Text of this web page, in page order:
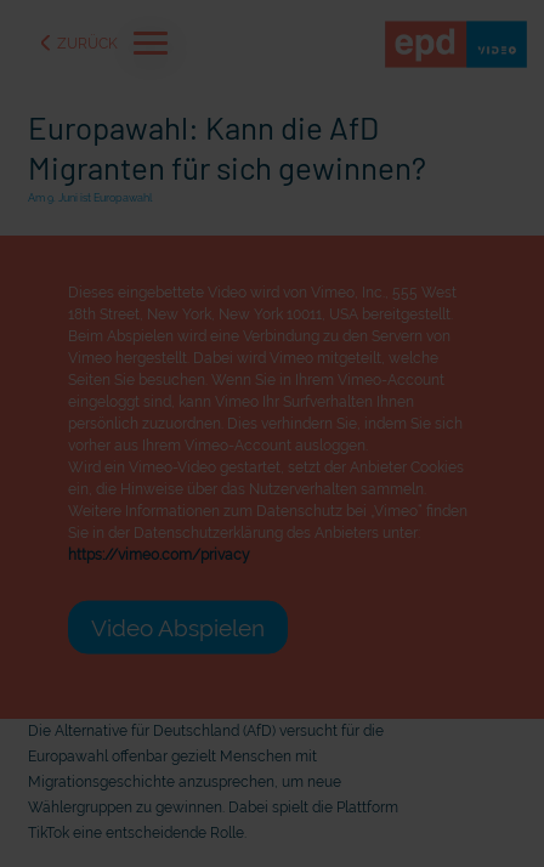
ZURÜCK
oder "Deppen der "Wir bauen Cherson wieder auf" - Optimismus in der
Europawahl: Kann die AfD
Migranten für sich gewinnen?
Am 9. Juni ist Europawahl
Dieses eingebettete Video wird von Vimeo, Inc., 555 West
18th Street, New York, New York 10011, USA bereitgestellt.
Beim Abspielen wird eine Verbindung zu den Servern von
Vimeo hergestellt. Dabei wird Vimeo mitgeteilt, welche
Seiten Sie besuchen. Wenn Sie in Ihrem Vimeo-Account
eingeloggt sind, kann Vimeo Ihr Surfverhalten Ihnen
persönlich zuzuordnen. Dies verhindern Sie, indem Sie sich
vorher aus Ihrem Vimeo-Account ausloggen.
Wird ein Vimeo-Video gestartet, setzt der Anbieter Cookies
ein, die Hinweise über das Nutzerverhalten sammeln.
Weitere Informationen zum Datenschutz bei „Vimeo“ finden
Sie in der Datenschutzerklärung des Anbieters unter:
https://vimeo.com/privacy
Video Abspielen
Die Alternative für Deutschland (AfD) versucht für die
Europawahl offenbar gezielt Menschen mit
Migrationsgeschichte anzusprechen, um neue
Wählergruppen zu gewinnen. Dabei spielt die Plattform
TikTok eine entscheidende Rolle.